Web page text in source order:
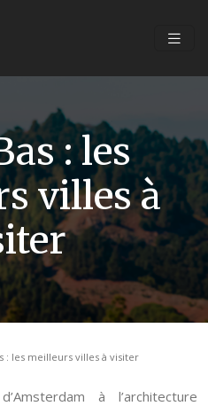
: les
villes à
: les meilleurs villes à visiter
à l’architecture